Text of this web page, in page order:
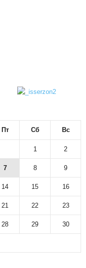
Пт Сб Вс
1 2
7 8 9
14 15 16
21 22 23
28 29 30